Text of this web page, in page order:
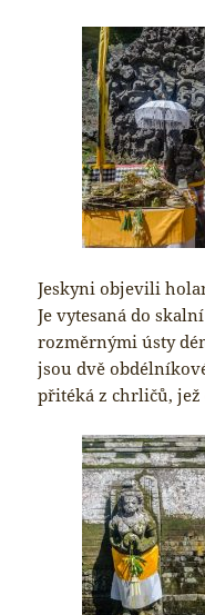
Jeskyni objevili
Je vytesaná do
rozměrnými ústy
jsou dvě
přitéká z chrličů, jež